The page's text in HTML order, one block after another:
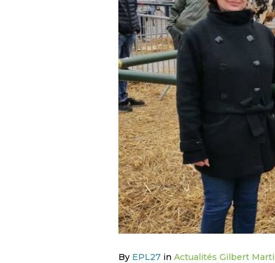
AVRIL
2022
By EPL27 in Actualités Gilbert